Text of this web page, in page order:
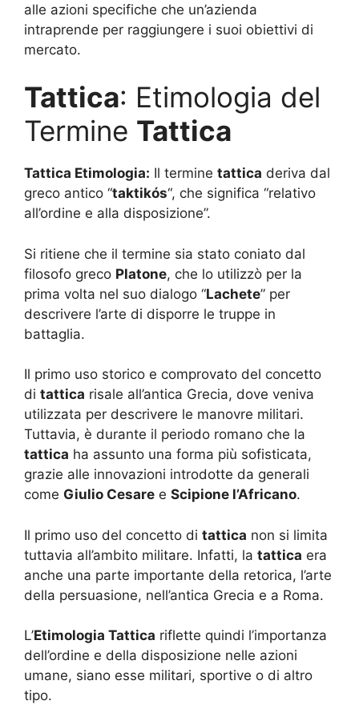
alle azioni specifiche che un’azienda
intraprende per raggiungere i suoi obiettivi di
mercato.
Tattica: Etimologia del
Termine Tattica
Tattica Etimologia: Il termine tattica deriva dal
greco antico “taktikós“, che significa “relativo
all’ordine e alla disposizione”.
Si ritiene che il termine sia stato coniato dal
filosofo greco Platone, che lo utilizzò per la
prima volta nel suo dialogo “Lachete” per
descrivere l’arte di disporre le truppe in
battaglia.
Il primo uso storico e comprovato del concetto
di tattica risale all’antica Grecia, dove veniva
utilizzata per descrivere le manovre militari.
Tuttavia, è durante il periodo romano che la
tattica ha assunto una forma più sofisticata,
grazie alle innovazioni introdotte da generali
come Giulio Cesare e Scipione l’Africano.
Il primo uso del concetto di tattica non si limita
tuttavia all’ambito militare. Infatti, la tattica era
anche una parte importante della retorica, l’arte
della persuasione, nell’antica Grecia e a Roma.
L’Etimologia Tattica riflette quindi l’importanza
dell’ordine e della disposizione nelle azioni
umane, siano esse militari, sportive o di altro
tipo.